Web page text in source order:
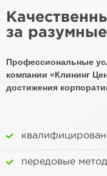
за
Профессиональные
компании «Клининг
достижения
передовые